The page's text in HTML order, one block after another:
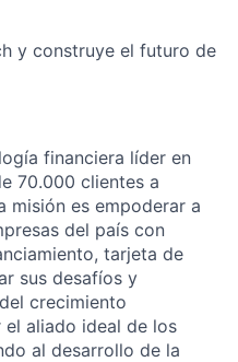
y construye el futuro de
financiera líder en
70.000 clientes a
misión es empoderar a
del país con
tarjeta de
sus desafíos y
crecimiento
aliado ideal de los
al desarrollo de la